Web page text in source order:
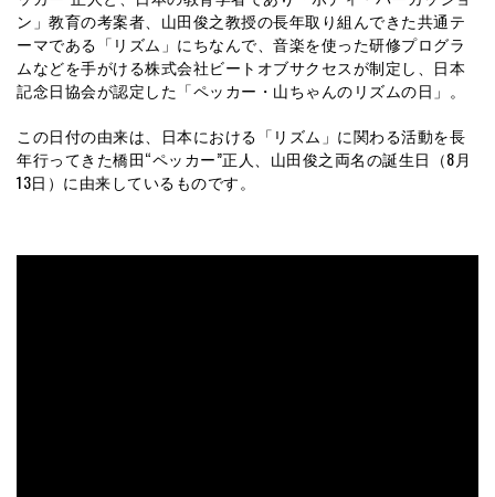
ン」教育の考案者、山田俊之教授の長年取り組んできた共通テ
ーマである「リズム」にちなんで、音楽を使った研修プログラ
ムなどを手がける株式会社ビートオブサクセスが制定し、日本
記念日協会が認定した「ペッカー・山ちゃんのリズムの日」。
この日付の由来は、日本における「リズム」に関わる活動を長
年行ってきた橋田“ペッカー”正人、山田俊之両名の誕生日（8月
13日）に由来しているものです。